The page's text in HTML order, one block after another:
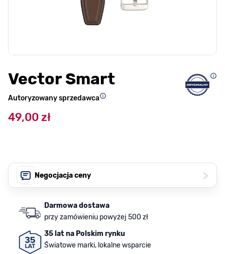
Vector Smart
Autoryzowany sprzedawca
49,00 zł
Negocjacja ceny >
Darmowa dostawa
przy zamówieniu powyżej 500 zł
35 lat na Polskim rynku
Światowe marki, lokalne wsparcie